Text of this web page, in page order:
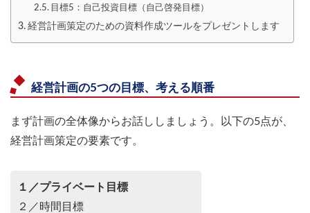
目標5：自己投資目標（自己啓発目標）
経営計画策定のための資料作成ツールをプレゼントします
経営計画の5つの目標、考える順番
まず計画の全体像からお話ししましょう。以下の5点が、
経営計画策定の要素です。
１／プライベート目標
２／時間目標